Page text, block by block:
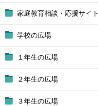
家庭教育相談・応援サイト
学校の広場
１年生の広場
２年生の広場
３年生の広場